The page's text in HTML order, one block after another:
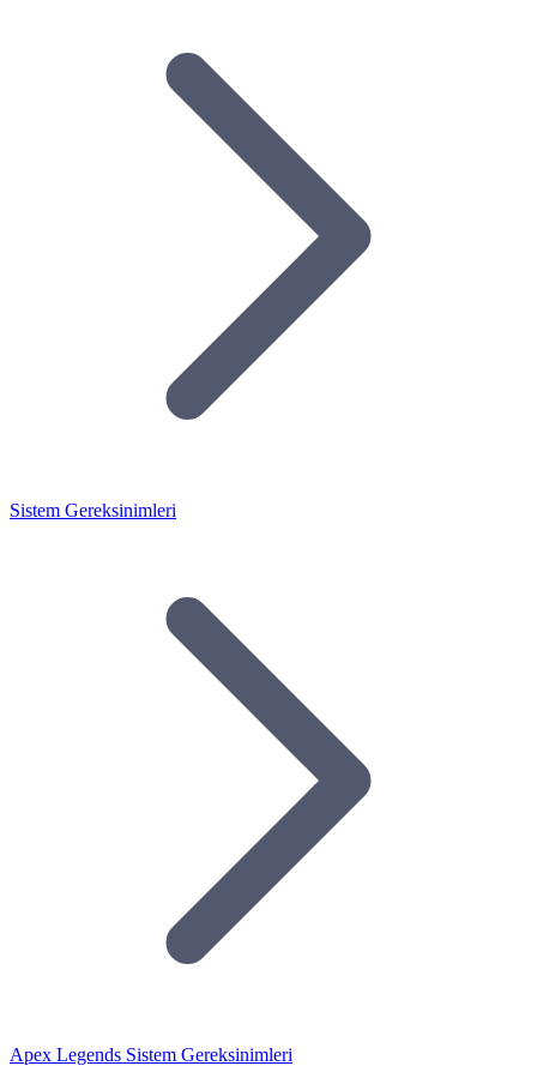
Sistem Gereksinimleri
Apex Legends Sistem Gereksinimleri